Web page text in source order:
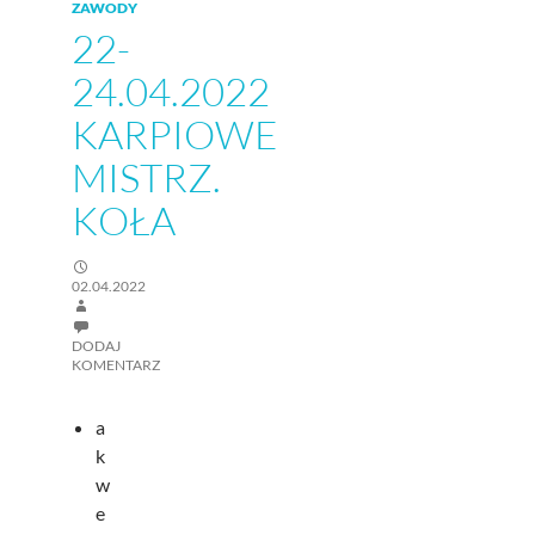
ZAWODY
22-
24.04.2022
KARPIOWE
MISTRZ.
KOŁA
02.04.2022
DODAJ
KOMENTARZ
a
k
w
e